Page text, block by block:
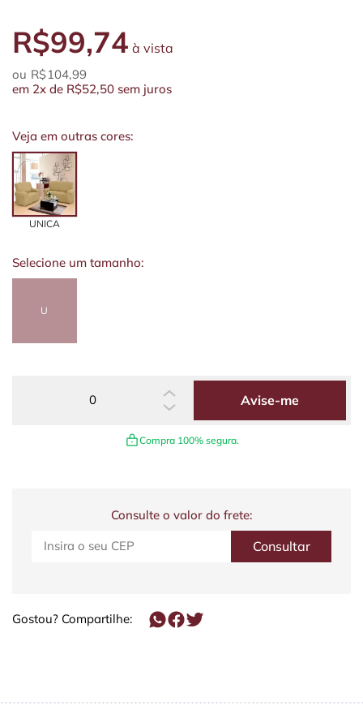
R$99,74 à vista
R$104,99
em 2x de R$52,50 sem juros
Veja em outras cores:
UNICA
Selecione um tamanho:
U
Avise-me
Compra 100% segura.
Consulte o valor do frete:
Gostou? Compartilhe: